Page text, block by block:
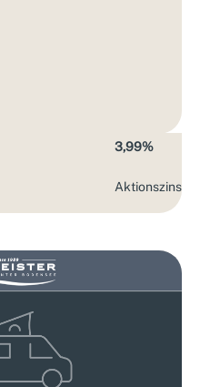
3,99%
Aktions­zins